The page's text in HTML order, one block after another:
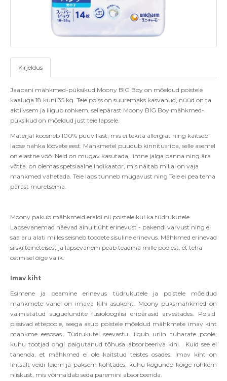
Kirjeldus
Jaapani mähkmed-püksikud Moony BIG Boy on mõeldud poistele
kaaluga 18 kuni 35 kg. Teie poiss on suuremaks kasvanud, nüüd on ta
aktiivsem ja liigub rohkem, sellepärast Moony BIG Boy mähkmed-
püksikud on mõeldud just teie lapsele.
Materjal koosneb 100% puuvillast, mis ei tekita allergiat ning kaitseb
lapse nahka löövete eest. Mähkmetel puudub kinnitusriba, selle asemel
on elastne vöö. Neid on mugav kasutada, lihtne jalga panna ning ära
võtta. on olemas spetsiaalne indikaator, mis näitab millal on vaja
mähkmed vahetada. Teie laps tunneb mugavust ning Teie ei pea tema
pärast muretsema.
Moony pakub mähkmeid eraldi nii poistele kui ka tüdrukutele.
Lapsevanemad näevad ainult üht erinevust - pakendi värvust ning ei
saa aru alati milles seisneb toodete sisuline erinevus. Mähkmed erinevad
siiski teineteisest ja lapsevanem peab teadma mille poolest, et teha
ostmisel õige valik.
Imav kiht
Esimene ja peamine erinevus tüdrukutele ja poistele mõeldud
mähkmete vahel on imava kihi asukoht. Moony püksmähkmed on
valmistatud suguelundite füsioloogilisi eripärasid arvestades. Poisid
pissivad ettepoole, seega asub poistele mõeldud mähkmete imav kiht
mähkme eesosas. Tüdrukutel seevastu liigub uriin tuharate poole,
kuhu tootjad ongi paigutanud tõhusa absorbeeriva kihi. Kuid see ei
tähenda, et mähkmed ei ole kaitstud teistes osades. Imav kiht on
lihtsalt veidi laiem ja paksem kohtades, kuhu koguneb kõige rohkem
niiskust, mis võimaldab seda paremini absorbeerida.